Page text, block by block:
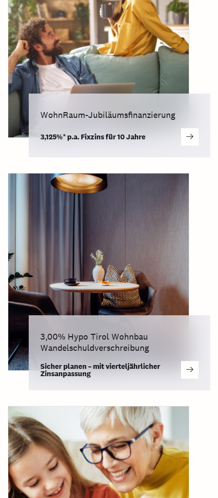
WohnRaum-Jubiläumsfinanzierung
3,125%* p.a. Fixzins für 10 Jahre
3,00% Hypo Tirol Wohnbau
Wandelschuldverschreibung
Sicher planen – mit vierteljährlicher
Zinsanpassung